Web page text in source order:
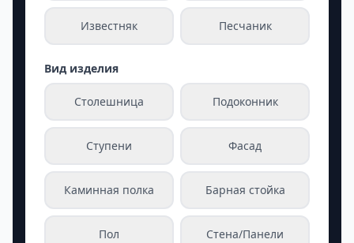
Известняк Песчаник
Вид изделия
Столешница Подоконник
Ступени Фасад
Каминная полка Барная стойка
Пол Стена/Панели